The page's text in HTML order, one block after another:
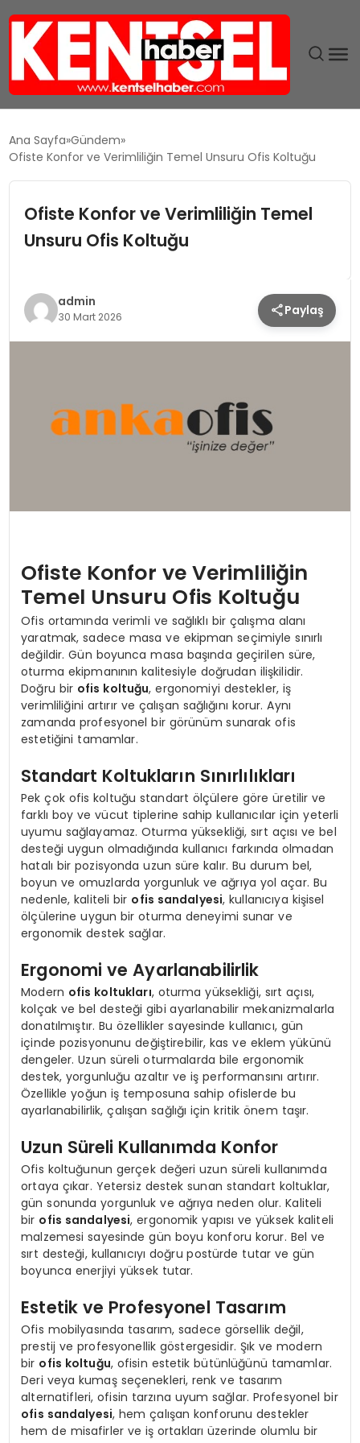
EKONOMI
TEKNOLOJI
MAGAZIN
SPOR
Ana Sayfa Gündem
Ofiste Konfor ve Verimliliğin Temel Unsuru Ofis Koltuğu
Ofiste Konfor ve Verimliliğin Temel
Unsuru Ofis Koltuğu
admin
30 Mart 2026 Paylaş
Ofiste Konfor ve Verimliliğin
Temel Unsuru Ofis Koltuğu
Ofis ortamında verimli ve sağlıklı bir çalışma alanı
yaratmak, sadece masa ve ekipman seçimiyle sınırlı
değildir. Gün boyunca masa başında geçirilen süre,
oturma ekipmanının kalitesiyle doğrudan ilişkilidir.
Doğru bir ofis koltuğu, ergonomiyi destekler, iş
verimliliğini artırır ve çalışan sağlığını korur. Aynı
zamanda profesyonel bir görünüm sunarak ofis
estetiğini tamamlar.
Standart Koltukların Sınırlılıkları
Pek çok ofis koltuğu standart ölçülere göre üretilir ve
farklı boy ve vücut tiplerine sahip kullanıcılar için yeterli
uyumu sağlayamaz. Oturma yüksekliği, sırt açısı ve bel
desteği uygun olmadığında kullanıcı farkında olmadan
hatalı bir pozisyonda uzun süre kalır. Bu durum bel,
boyun ve omuzlarda yorgunluk ve ağrıya yol açar. Bu
nedenle, kaliteli bir ofis sandalyesi, kullanıcıya kişisel
ölçülerine uygun bir oturma deneyimi sunar ve
ergonomik destek sağlar.
Ergonomi ve Ayarlanabilirlik
Modern ofis koltukları, oturma yüksekliği, sırt açısı,
kolçak ve bel desteği gibi ayarlanabilir mekanizmalarla
donatılmıştır. Bu özellikler sayesinde kullanıcı, gün
içinde pozisyonunu değiştirebilir, kas ve eklem yükünü
dengeler. Uzun süreli oturmalarda bile ergonomik
destek, yorgunluğu azaltır ve iş performansını artırır.
Özellikle yoğun iş temposuna sahip ofislerde bu
ayarlanabilirlik, çalışan sağlığı için kritik önem taşır.
Uzun Süreli Kullanımda Konfor
Ofis koltuğunun gerçek değeri uzun süreli kullanımda
ortaya çıkar. Yetersiz destek sunan standart koltuklar,
gün sonunda yorgunluk ve ağrıya neden olur. Kaliteli
bir ofis sandalyesi, ergonomik yapısı ve yüksek kaliteli
malzemesi sayesinde gün boyu konforu korur. Bel ve
sırt desteği, kullanıcıyı doğru postürde tutar ve gün
boyunca enerjiyi yüksek tutar.
Estetik ve Profesyonel Tasarım
Ofis mobilyasında tasarım, sadece görsellik değil,
prestij ve profesyonellik göstergesidir. Şık ve modern
bir ofis koltuğu, ofisin estetik bütünlüğünü tamamlar.
Deri veya kumaş seçenekleri, renk ve tasarım
alternatifleri, ofisin tarzına uyum sağlar. Profesyonel bir
ofis sandalyesi, hem çalışan konforunu destekler
hem de misafirler ve iş ortakları üzerinde olumlu bir